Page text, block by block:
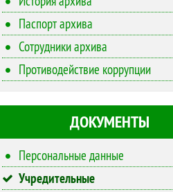
Паспорт архива
Сотрудники архива
Противодействие коррупции
ДОКУМЕНТЫ
Персональные данные
Учредительные